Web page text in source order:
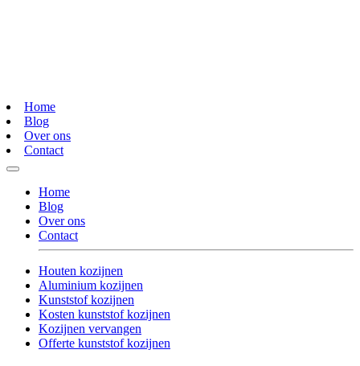
Home
Blog
Over ons
Contact
Home
Blog
Over ons
Contact
Houten kozijnen
Aluminium kozijnen
Kunststof kozijnen
Kosten kunststof kozijnen
Kozijnen vervangen
Offerte kunststof kozijnen